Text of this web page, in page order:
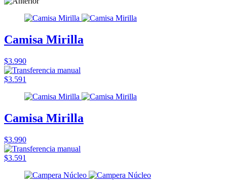
Camisa Mirilla
$3.990
$3.591
Camisa Mirilla
$3.990
$3.591